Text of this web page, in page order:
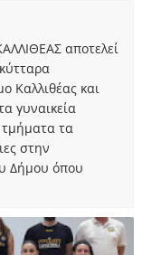
αποτελεί
Καλλιθέας και
γυναικεία
τα
στην
Δήμου όπου